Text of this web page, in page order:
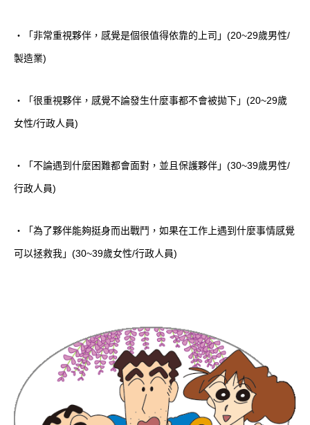
・「非常重視夥伴，感覺是個很值得依靠的上司」(20~29歲男性/
製造業)
・「很重視夥伴，感覺不論發生什麼事都不會被拋下」(20~29歲
女性/行政人員)
・「不論遇到什麼困難都會面對，並且保護夥伴」(30~39歲男性/
行政人員)
・「為了夥伴能夠挺身而出戰鬥，如果在工作上遇到什麼事情感覺
可以拯救我」(30~39歲女性/行政人員)